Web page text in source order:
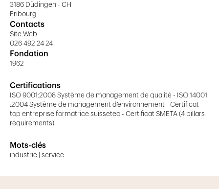
Planification et construction de nouvelles
constructions ou transformations de constructions
existantes
Assainissement
Pompes à chaleur (géothermique, eau-eau, air-
eau)
Chauffage à distance et urbain incl. sous-stations
corps-de-chauffe, convecteurs de sol,
aérochauffeurs ou chauffage de sol
3186 Düdingen - CH
Fribourg
Contacts
Site Web
026 492 24 24
Fondation
1962
Certifications
ISO 9001:2008 Système de management de qualité - ISO 14001
:2004 Système de management d’environnement - Certificat
top entreprise formatrice suissetec - Certificat SMETA (4 pillars
requirements)
Mots-clés
industrie | service